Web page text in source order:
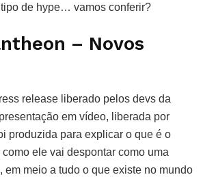
de hype… vamos conferir?
– Novos
release liberado pelos devs da
em vídeo, liberada por
produzida para explicar o que é o
ele vai despontar como uma
em meio a tudo o que existe no mundo